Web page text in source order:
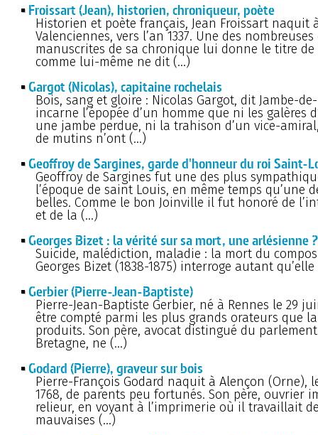
Froissart (Jean), historien, chroniqueur, poète
Historien et poète français, Jean Froissart naquit
Valenciennes, vers l’an 1337. Une des nombreuses
manuscrites de sa chronique lui donne le titre de
comme lui-même ne dit (…)
Gargot (Nicolas), capitaine rochelais
Bois, sang et gloire : Nicolas Gargot, dit Jambe-
incarne l’épopée d’un homme que ni les galères
une jambe perdue, ni la trahison d’un vice-
de mutins n’ont (…)
Geoffroy de Sargines, garde d'honneur du roi Saint-
Geoffroy de Sargines fut une des plus
l’époque de saint Louis, en même temps qu’une
belles. Comme le bon Joinville il fut honoré de
et de la (…)
Georges Bizet : la vérité sur sa mort, une arlésienne ?
Suicide, malédiction, maladie : la mort du
Georges Bizet (1838-1875) interroge autant
Gerbier (Pierre-Jean-Baptiste)
Pierre-Jean-Baptiste Gerbier, né à Rennes le 29
être compté parmi les plus grands orateurs que
produits. Son père, avocat distingué du
Bretagne, ne (…)
Godard (Pierre), graveur sur bois
Pierre-François Godard naquit à Alençon (Orne),
1768, de parents peu fortunés. Son père, ouvrier
relieur, en voyant à l’imprimerie où il travaillait
mauvaises (…)